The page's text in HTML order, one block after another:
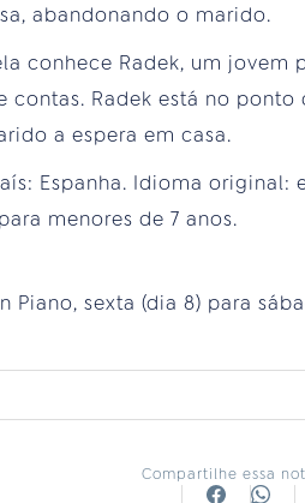
abandonando o marido.
conhece Radek, um
contas. Radek está no
a espera em casa.
Espanha. Idioma original:
menores de 7 anos.
Piano, sexta (dia 8) para
Compartilhe essa